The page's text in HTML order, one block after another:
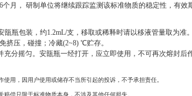
， 研制单位将继续跟踪监测该标准物质的稳定性，有效
瓶包装，约1.2mL/支，移取或稀释时请以移液管量取为准。
压，碰撞；冷藏(2~8) ℃贮存。
摇匀。安瓿瓶⼀经打开，应⽴即使⽤，不可再次熔封后作
用，因用户使用或储存不当所引起的投诉，不予承担责任。
偿只限于标准物质本身，不涉及其他任何损失。